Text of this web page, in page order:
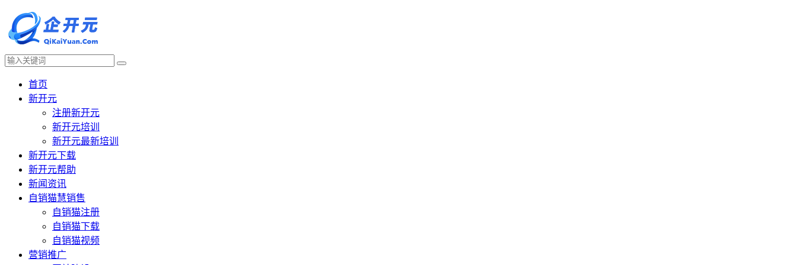
首页
新开元
注册新开元
新开元培训
新开元最新培训
新开元下载
新开元帮助
新闻资讯
自销猫慧销售
自销猫注册
自销猫下载
自销猫视频
营销推广